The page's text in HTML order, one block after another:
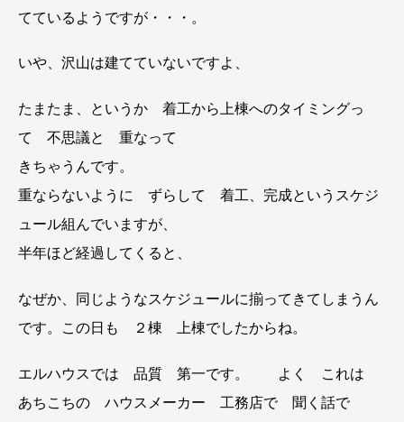
てているようですが・・・。
いや、沢山は建てていないですよ、
たまたま、というか 着工から上棟へのタイミングっ
て 不思議と 重なって
きちゃうんです。
重ならないように ずらして 着工、完成というスケジ
ュール組んでいますが、
半年ほど経過してくると、
なぜか、同じようなスケジュールに揃ってきてしまうん
です。この日も ２棟 上棟でしたからね。
エルハウスでは 品質 第一です。 よく これは
あちこちの ハウスメーカー 工務店で 聞く話で